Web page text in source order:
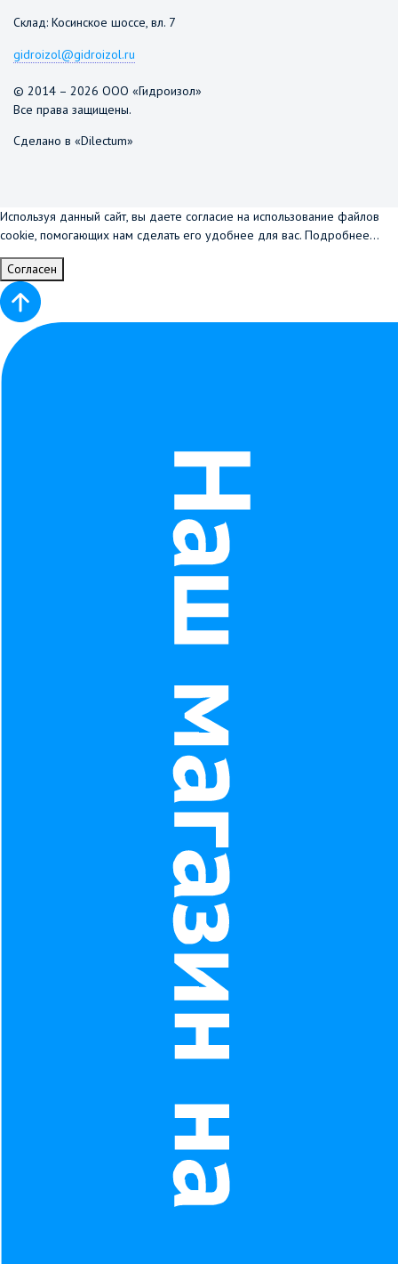
Склад: Косинское шоссе, вл. 7
gidroizol@gidroizol.ru
© 2014 – 2026 ООО «Гидроизол»
Все права защищены.
Сделано в «Dilectum»
Используя данный сайт, вы даете согласие на использование файлов
cookie, помогающих нам сделать его удобнее для вас. Подробнее...
Согласен